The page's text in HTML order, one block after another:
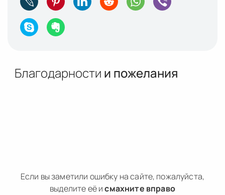
Благодарности и пожелания
Если вы заметили ошибку на сайте, пожалуйста,
выделите её исмахните вправо